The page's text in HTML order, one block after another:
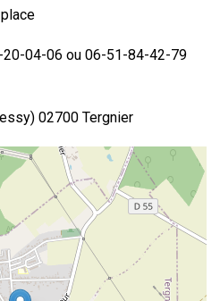
20-04-06 ou 06-51-84-42-79
02700 Tergnier